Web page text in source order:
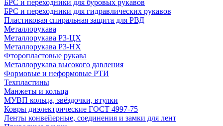
БРС и переходники для буровых рукавов
БРС и переходники для гидравлических рукавов
Пластиковая спиральная защита для РВД
Металлорукава
Металлорукава Р3-ЦХ
Металлорукава Р3-НХ
Фторопластовые рукава
Металлорукава высокого давления
Формовые и неформовые РТИ
Техпластины
Манжеты и кольца
МУВП кольца, звёздочки, втулки
Ковры диэлектрические ГОСТ 4997-75
Ленты конвейерные, соединения и замки для лент